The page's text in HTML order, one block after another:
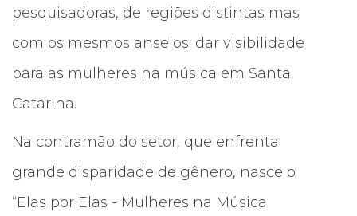
pesquisadoras, de regiões distintas mas
com os mesmos anseios: dar visibilidade
para as mulheres na música em Santa
Catarina.
Na contramão do setor, que enfrenta
grande disparidade de gênero, nasce o
“Elas por Elas - Mulheres na Música